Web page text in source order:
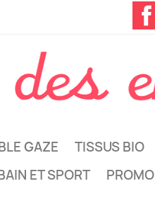
GAZE TISSUS BIO
ET SPORT PROMO